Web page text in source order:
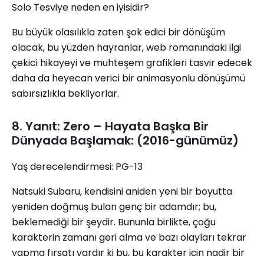
Solo Tesviye neden en iyisidir?
Bu büyük olasılıkla zaten şok edici bir dönüşüm
olacak, bu yüzden hayranlar, web romanındaki ilgi
çekici hikayeyi ve muhteşem grafikleri tasvir edecek
daha da heyecan verici bir animasyonlu dönüşümü
sabırsızlıkla bekliyorlar.
8. Yanıt: Zero – Hayata Başka Bir
Dünyada Başlamak: (2016-günümüz)
Yaş derecelendirmesi: PG-13
Natsuki Subaru, kendisini aniden yeni bir boyutta
yeniden doğmuş bulan genç bir adamdır; bu,
beklemediği bir şeydir. Bununla birlikte, çoğu
karakterin zamanı geri alma ve bazı olayları tekrar
yapma fırsatı vardır ki bu, bu karakter için nadir bir